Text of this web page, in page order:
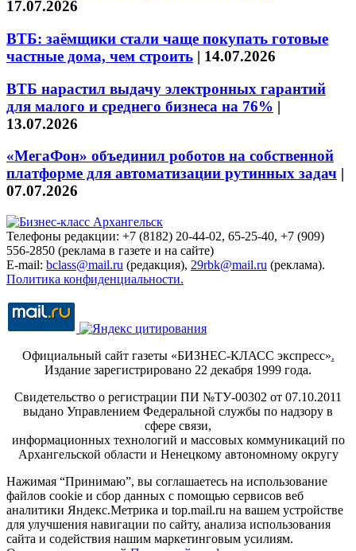
17.07.2026
ВТБ: заёмщики стали чаще покупать готовые
частные дома, чем строить | 14.07.2026
ВТБ нарастил выдачу электронных гарантий
для малого и среднего бизнеса на 76% |
13.07.2026
«МегаФон» объединил роботов на собственной
платформе для автоматизации рутинных задач |
07.07.2026
Телефоны редакции: +7 (8182) 20-44-02, 65-25-40, +7 (909)
556-2850 (реклама в газете и на сайте)
E-mail: bclass@mail.ru (редакция), 29rbk@mail.ru (реклама).
Политика конфиденциальности.
Официальный сайт газеты «БИЗНЕС-КЛАСС экспресс».
Издание зарегистрировано 22 декабря 1999 года.
Свидетельство о регистрации ПИ №ТУ-00302 от 07.10.2011
выдано Управлением Федеральной службы по надзору в
сфере связи,
информационных технологий и массовых коммуникаций по
Архангельской области и Ненецкому автономному округу
Нажимая “Принимаю”, вы соглашаетесь на использование
файлов cookie и сбор данных с помощью сервисов веб
аналитики Яндекс.Метрика и top.mail.ru на вашем устройстве
для улучшения навигации по сайту, анализа использования
сайта и содействия нашим маркетинговым усилиям.